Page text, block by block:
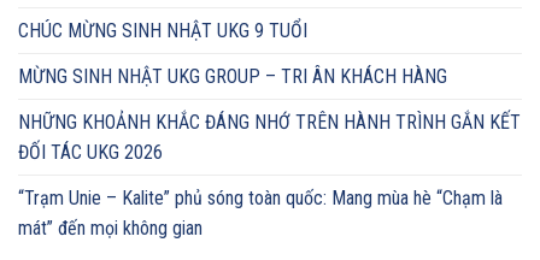
CHÚC MỪNG SINH NHẬT UKG 9 TUỔI
MỪNG SINH NHẬT UKG GROUP – TRI ÂN KHÁCH HÀNG
NHỮNG KHOẢNH KHẮC ĐÁNG NHỚ TRÊN HÀNH TRÌNH GẮN KẾT
ĐỐI TÁC UKG 2026
“Trạm Unie – Kalite” phủ sóng toàn quốc: Mang mùa hè “Chạm là
mát” đến mọi không gian